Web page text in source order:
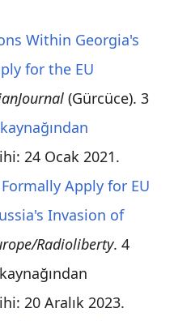
Within Georgia's
for the EU
(Gürcüce). 3
kaynağından
24 Ocak2021.
Apply for EU
Invasion of
Radioliberty. 4
20 Aralık 2023.